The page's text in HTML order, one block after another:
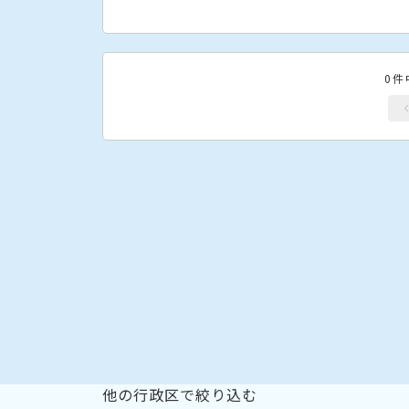
0件
他の行政区で絞り込む